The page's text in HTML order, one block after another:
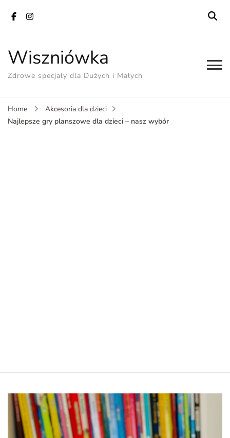
Wiszniówka
Zdrowe specjały dla Dużych i Małych
Home
Akcesoria dla dzieci
Najlepsze gry planszowe dla dzieci – nasz wybór